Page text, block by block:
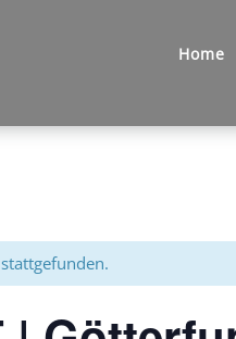
Home